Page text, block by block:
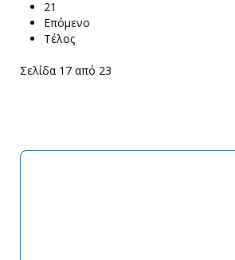
21
Επόμενο
Τέλος
Σελίδα 17 από 23